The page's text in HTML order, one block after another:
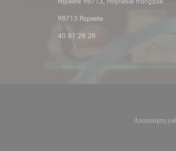
98713 Papeete((ανοίγει σε νέο παράθυρο))
40 81 28 28
Αποποίηση